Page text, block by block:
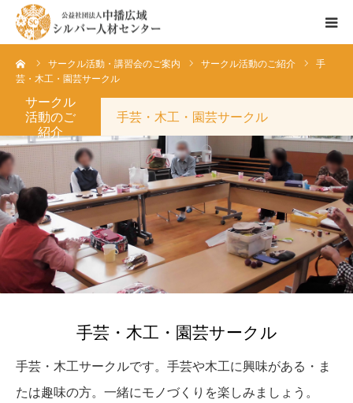
サークル活動・講習会のご案内 サークル活動のご紹介
手
芸・木工・園芸サークル
サークル
活動のご
紹介
手芸・木工・園芸サークル
手芸・木工・園芸サークル
手芸・木工サークルです。手芸や木工に興味がある・ま
たは趣味の方。一緒にモノづくりを楽しみましょう。
センターのご紹介
会員登録ご希望の方へ
お仕事情報
お仕事依頼の方へ